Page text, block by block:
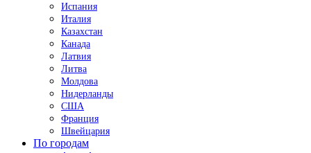
Испания
Италия
Казахстан
Канада
Латвия
Литва
Молдова
Нидерланды
США
Франция
Швейцария
По городам